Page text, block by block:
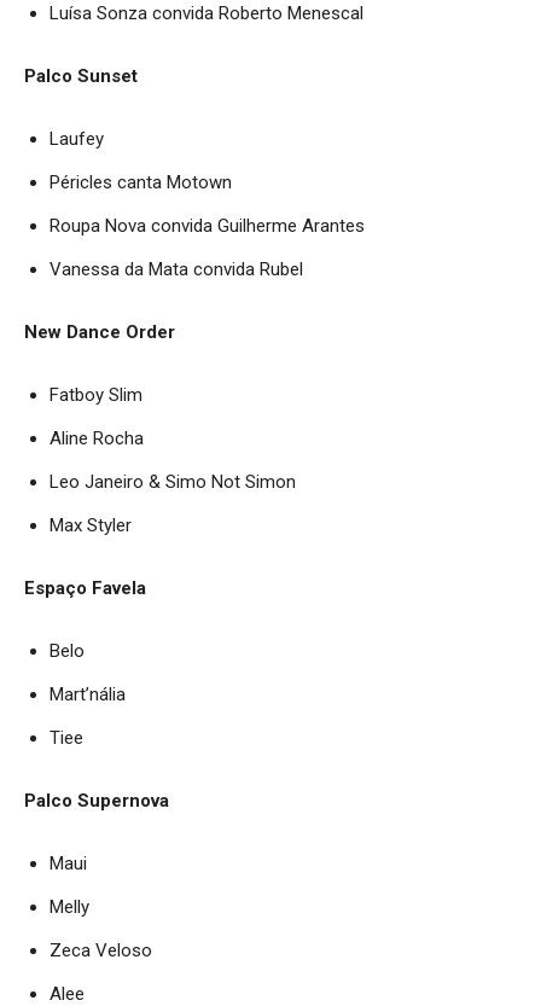
Luísa Sonza convida Roberto Menescal
Palco Sunset
Laufey
Péricles canta Motown
Roupa Nova convida Guilherme Arantes
Vanessa da Mata convida Rubel
New Dance Order
Fatboy Slim
Aline Rocha
Leo Janeiro & Simo Not Simon
Max Styler
Espaço Favela
Belo
Mart’nália
Tiee
Palco Supernova
Maui
Melly
Zeca Veloso
Alee